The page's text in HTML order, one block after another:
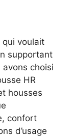
qui voulait
supportant
choisi
HR
housses
confort
d’usage